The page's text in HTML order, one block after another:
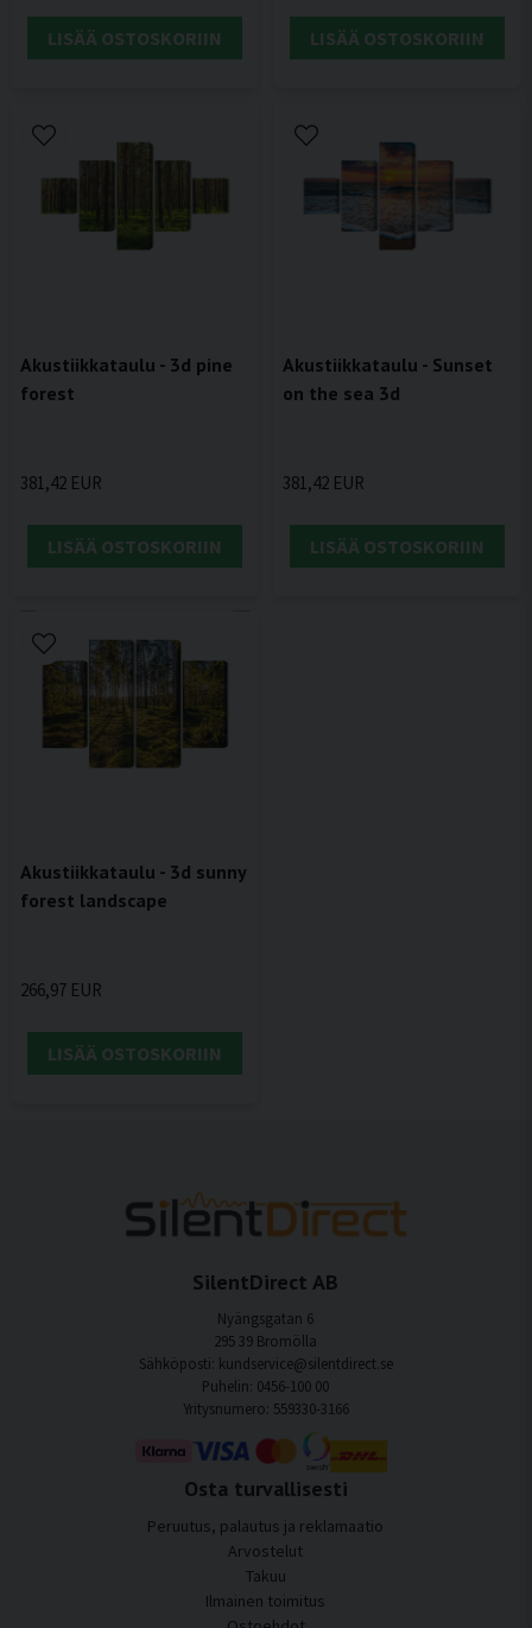
LISÄÄ OSTOSKORIIN LISÄÄ OSTOSKORIIN
Akustiikkataulu - 3d pine
forest
381,42 EUR
LISÄÄ OSTOSKORIIN
Akustiikkataulu - Sunset
on the sea 3d
381,42 EUR
LISÄÄ OSTOSKORIIN
Akustiikkataulu - 3d sunny
forest landscape
266,97 EUR
LISÄÄ OSTOSKORIIN
SilentDirect AB
Nyängsgatan 6
295 39 Bromölla
Sähköposti: kundservice@silentdirect.se
Puhelin: 0456-100 00
Yritysnumero: 559330-3166
Osta turvallisesti
Peruutus, palautus ja reklamaatio
Arvostelut
Takuu
Ilmainen toimitus